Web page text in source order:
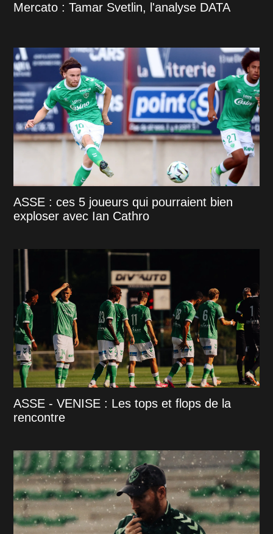
Mercato : Tamar Svetlin, l'analyse DATA
ASSE : ces 5 joueurs qui pourraient bien
exploser avec Ian Cathro
ASSE - VENISE : Les tops et flops de la
rencontre